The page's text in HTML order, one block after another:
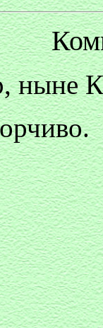
ныне